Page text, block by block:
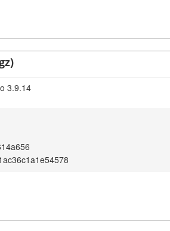
3.9.14